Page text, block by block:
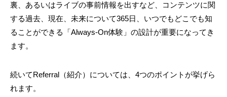
裏、あるいはライブの事前情報を出すなど、コンテンツに関
する過去、現在、未来について365日、いつでもどこでも知
ることができる「Always-On体験」の設計が重要になってき
ます。
続いてReferral（紹介）については、4つのポイントが挙げら
れます。